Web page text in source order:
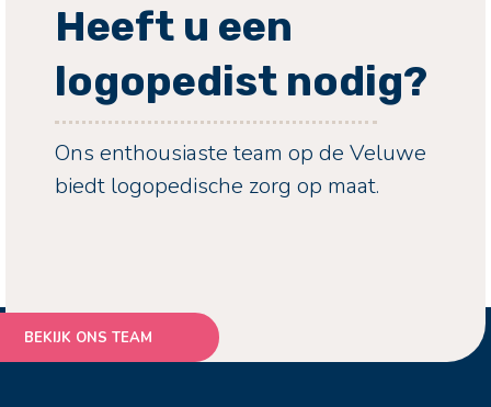
Heeft u een
logopedist nodig?
Ons enthousiaste team op de Veluwe
biedt logopedische zorg op maat.
BEKIJK ONS TEAM